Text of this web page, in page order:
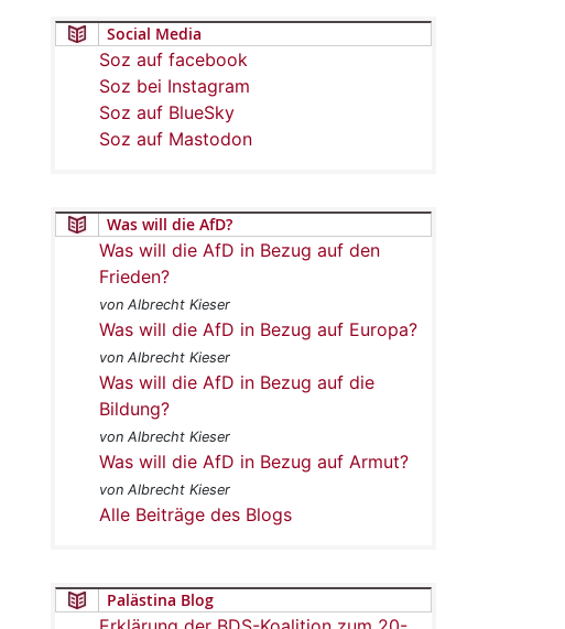
Social Media
Soz auf facebook
Soz bei Instagram
Soz auf BlueSky
Soz auf Mastodon
Was will die AfD?
Was will die AfD in Bezug auf den
Frieden?
von Albrecht Kieser
Was will die AfD in Bezug auf Europa?
von Albrecht Kieser
Was will die AfD in Bezug auf die
Bildung?
von Albrecht Kieser
Was will die AfD in Bezug auf Armut?
von Albrecht Kieser
Alle Beiträge des Blogs
Palästina Blog